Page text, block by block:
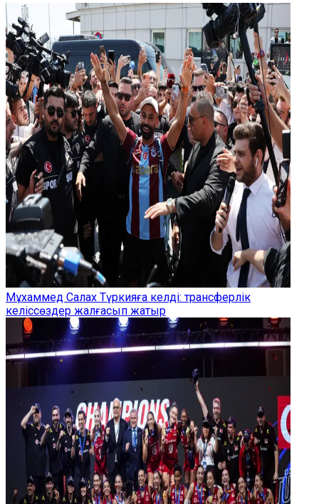
Мұхаммед Салах Түркияға келді: трансферлік
келіссөздер жалғасып жатыр